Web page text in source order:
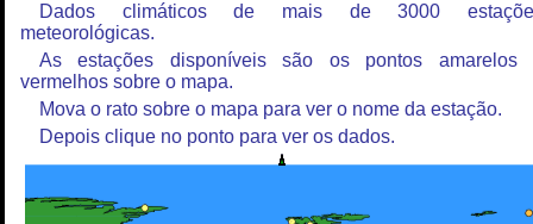
Dados climáticos de mais de 3000
meteorológicas.
As estações disponíveis são os pontos amarelos
vermelhos sobre o mapa.
Mova o rato sobre o mapa para ver o nome da estação.
Depois clique no ponto para ver os dados.